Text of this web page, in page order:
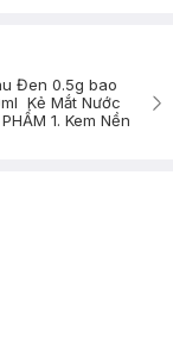
Đen 0.5g bao
Kẻ Mắt Nước
1. Kem Nền